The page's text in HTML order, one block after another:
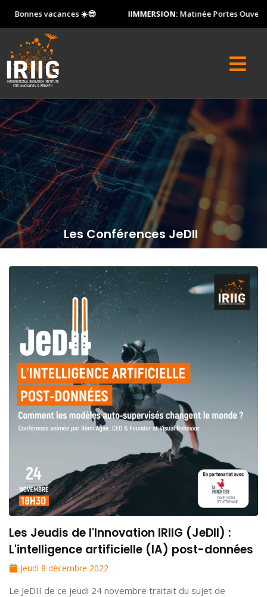
☀️😎 IIMMERSION:Matinée Portes Ouvertes - samedi
Les Conférences JeDII
Les Jeudis de l'Innovation IRIIG (JeDII) :
L'intelligence artificielle (IA) post-données
Jeudi 8 décembre 2022
Le JeDII de ce jeudi 24 novembre traitait du sujet de